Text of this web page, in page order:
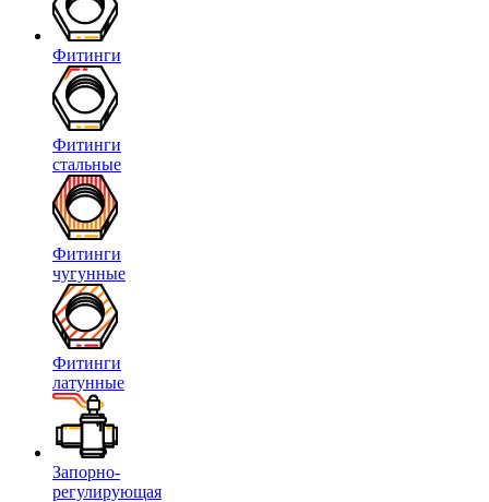
Фитинги
Фитинги
стальные
Фитинги
чугунные
Фитинги
латунные
Запорно-
регулирующая